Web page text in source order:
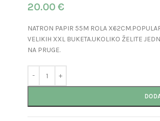
20.00 €
NATRON PAPIR 55M ROLA
VELIKIH XXL BUKETA.UKOLIKO ŽELITE
NA PRUGE.